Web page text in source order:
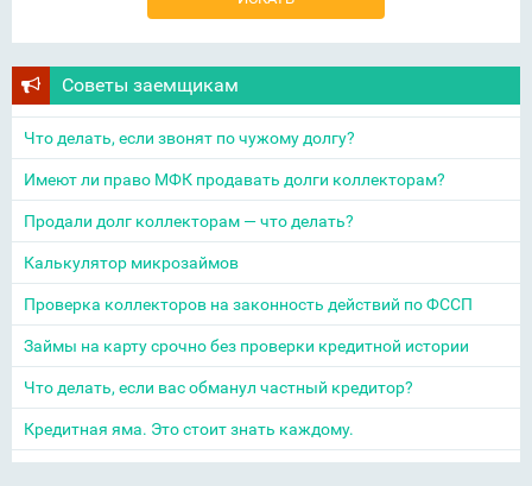
Советы заемщикам
Что делать, если звонят по чужому долгу?
Имеют ли право МФК продавать долги коллекторам?
Продали долг коллекторам — что делать?
Калькулятор микрозаймов
Проверка коллекторов на законность действий по ФССП
Займы на карту срочно без проверки кредитной истории
Что делать, если вас обманул частный кредитор?
Кредитная яма. Это стоит знать каждому.